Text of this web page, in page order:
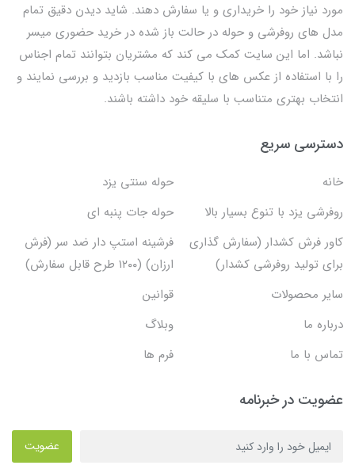
مورد نیاز خود را خریداری و یا سفارش دهند. شاید دیدن دقیق تمام
مدل های روفرشی و حوله در حالت باز شده در خرید حضوری میسر
نباشد. اما این سایت کمک می کند که مشتریان بتوانند تمام اجناس
را با استفاده از عکس های با کیفیت مناسب بازدید و بررسی نمایند و
انتخاب بهتری متناسب با سلیقه خود داشته باشند.
دسترسی سریع
خانه
حوله سنتی یزد
روفرشی یزد با تنوع بسیار بالا
حوله جات پنبه ای
کاور فرش کشدار (سفارش گذاری
برای تولید روفرشی کشدار)
فرشینه استپ دار ضد سر (فرش
ارزان) (۱۲۰۰ طرح قابل سفارش)
سایر محصولات
قوانین
درباره ما
وبلاگ
تماس با ما
فرم ها
عضویت در خبرنامه
عضویت